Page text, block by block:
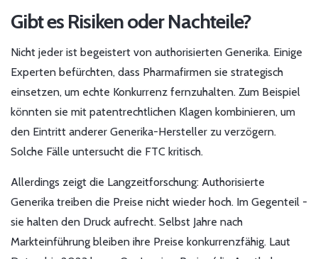
Gibt es Risiken oder Nachteile?
Nicht jeder ist begeistert von authorisierten Generika. Einige
Experten befürchten, dass Pharmafirmen sie strategisch
einsetzen, um echte Konkurrenz fernzuhalten. Zum Beispiel
könnten sie mit patentrechtlichen Klagen kombinieren, um
den Eintritt anderer Generika-Hersteller zu verzögern.
Solche Fälle untersucht die FTC kritisch.
Allerdings zeigt die Langzeitforschung: Authorisierte
Generika treiben die Preise nicht wieder hoch. Im Gegenteil -
sie halten den Druck aufrecht. Selbst Jahre nach
Markteinführung bleiben ihre Preise konkurrenzfähig. Laut